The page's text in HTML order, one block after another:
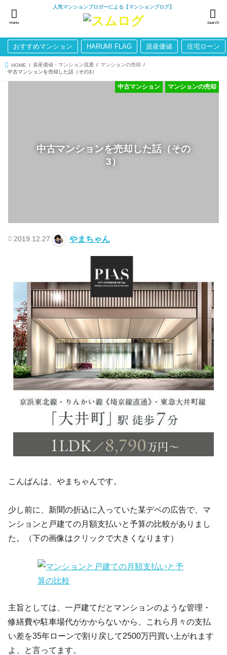
人気マンションブロガーによる【マンションブログ】
search
menu
おすすめマンション HARUMI FLAG 資産価値 住宅ローン
HOME 資産価値・マンション流通
マンションの売却
中古マンションを売却した話（その3）
中古マンションを売却した話（その
3）
マンションの売却
中古マンション
2019.12.27 やまちゃん
こんばんは、やまちゃんです。
少し前に、新聞の折込に入っていた某デベの広告で、マ
ンションと戸建ての月額支払いと予算の比較がありまし
た。（下の画像はクリックで大きくなります）
主旨としては、一戸建てだとマンションのような管理・
修繕費や駐車場代がかからないから、これら月々の支払
い差を35年ローンで割り戻して2500万円買い上がれます
よ、と言ってます。